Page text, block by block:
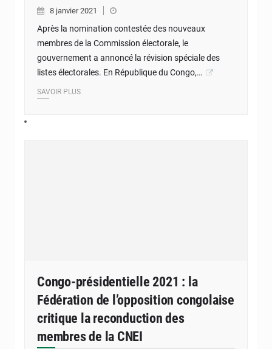
8 janvier 2021
Après la nomination contestée des nouveaux
membres de la Commission électorale, le
gouvernement a annoncé la révision spéciale des
listes électorales. En République du Congo,…
SAVOIR PLUS
Congo-présidentielle 2021 : la
Fédération de l’opposition congolaise
critique la reconduction des
membres de la CNEI